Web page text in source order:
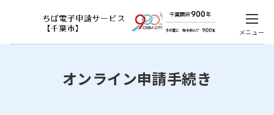
メニュー
オンライン申請手続き